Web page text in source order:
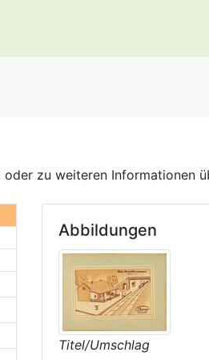
zu weiteren Informationen
Abbildungen
Titel/Umschlag